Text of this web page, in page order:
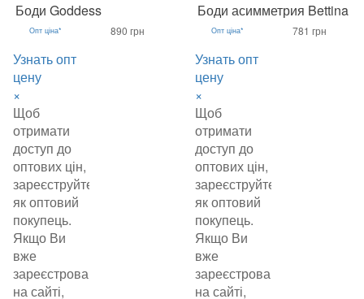
Боди Goddess
Опт ціна*
Узнать опт
цену
×
Щоб
отримати
доступ до
оптових цін,
зареєструйтеся
як оптовий
покупець.
Якщо Ви
вже
зареєстровані
на сайті,
890 грн
Боди асимметрия Bettina
Опт ціна*
Узнать опт
цену
×
Щоб
отримати
доступ до
оптових цін,
зареєструйтеся
як оптовий
покупець.
Якщо Ви
вже
зареєстровані
на сайті,
781 грн